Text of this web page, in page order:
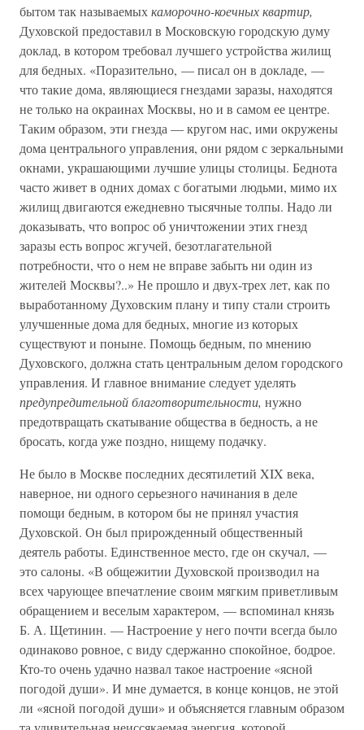
бытом так называемыхкаморочно-коечных квартир,
Духовской предоставил в Московскую городскую думу
доклад, в котором требовал лучшего устройства жилищ
для бедных. «Поразительно, — писал он в докладе, —
что такие дома, являющиеся гнездами заразы, находятся
не только на окраинах Москвы, но и в самом ее центре.
Таким образом, эти гнезда — кругом нас, ими окружены
дома центрального управления, они рядом с зеркальными
окнами, украшающими лучшие улицы столицы. Беднота
часто живет в одних домах с богатыми людьми, мимо их
жилищ двигаются ежедневно тысячные толпы. Надо ли
доказывать, что вопрос об уничтожении этих гнезд
заразы есть вопрос жгучей, безотлагательной
потребности, что о нем не вправе забыть ни один из
жителей Москвы?..» Не прошло и двух-трех лет, как по
выработанному Духовским плану и типу стали строить
улучшенные дома для бедных, многие из которых
существуют и поныне. Помощь бедным, по мнению
Духовского, должна стать центральным делом городского
управления. И главное внимание следует уделять
предупредительной благотворительности, нужно
предотвращать скатывание общества в бедность, а не
бросать, когда уже поздно, нищему подачку.
Не было в Москве последних десятилетий XIX века,
наверное, ни одного серьезного начинания в деле
помощи бедным, в котором бы не принял участия
Духовской. Он был прирожденный общественный
деятель работы. Единственное место, где он скучал, —
это салоны. «В общежитии Духовской производил на
всех чарующее впечатление своим мягким приветливым
обращением и веселым характером, — вспоминал князь
Б. А. Щетинин. — Настроение у него почти всегда было
одинаково ровное, с виду сдержанно спокойное, бодрое.
Кто-то очень удачно назвал такое настроение «ясной
погодой души». И мне думается, в конце концов, не этой
ли «ясной погодой души» и объясняется главным образом